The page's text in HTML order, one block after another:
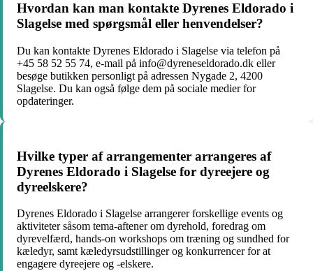
Hvordan kan man kontakte Dyrenes Eldorado i
Slagelse med spørgsmål eller henvendelser?
Du kan kontakte Dyrenes Eldorado i Slagelse via telefon på
+45 58 52 55 74, e-mail på info@dyreneseldorado.dk eller
besøge butikken personligt på adressen Nygade 2, 4200
Slagelse. Du kan også følge dem på sociale medier for
opdateringer.
Hvilke typer af arrangementer arrangeres af
Dyrenes Eldorado i Slagelse for dyreejere og
dyreelskere?
Dyrenes Eldorado i Slagelse arrangerer forskellige events og
aktiviteter såsom tema-aftener om dyrehold, foredrag om
dyrevelfærd, hands-on workshops om træning og sundhed for
kæledyr, samt kæledyrsudstillinger og konkurrencer for at
engagere dyreejere og -elskere.